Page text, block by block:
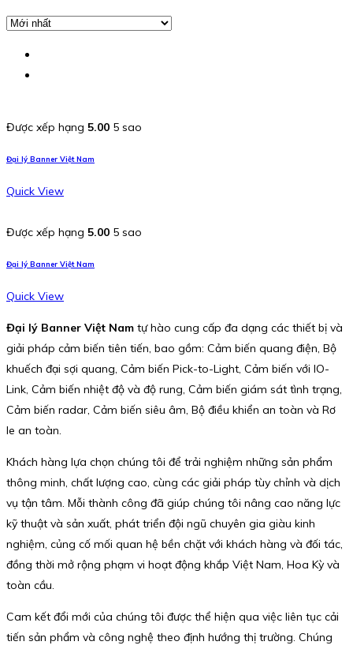
Được xếp hạng 5.00 5 sao
Đại lý Banner Việt Nam
Quick View
Được xếp hạng 5.00 5 sao
Đại lý Banner Việt Nam
Quick View
Đại lý Banner Việt Nam tự hào cung cấp đa dạng các thiết bị và
giải pháp cảm biến tiên tiến, bao gồm: Cảm biến quang điện, Bộ
khuếch đại sợi quang, Cảm biến Pick-to-Light, Cảm biến với IO-
Link, Cảm biến nhiệt độ và độ rung, Cảm biến giám sát tình trạng,
Cảm biến radar, Cảm biến siêu âm, Bộ điều khiển an toàn và Rơ
le an toàn.
Khách hàng lựa chọn chúng tôi để trải nghiệm những sản phẩm
thông minh, chất lượng cao, cùng các giải pháp tùy chỉnh và dịch
vụ tận tâm. Mỗi thành công đã giúp chúng tôi nâng cao năng lực
kỹ thuật và sản xuất, phát triển đội ngũ chuyên gia giàu kinh
nghiệm, củng cố mối quan hệ bền chặt với khách hàng và đối tác,
đồng thời mở rộng phạm vi hoạt động khắp Việt Nam, Hoa Kỳ và
toàn cầu.
Cam kết đổi mới của chúng tôi được thể hiện qua việc liên tục cải
tiến sản phẩm và công nghệ theo định hướng thị trường. Chúng